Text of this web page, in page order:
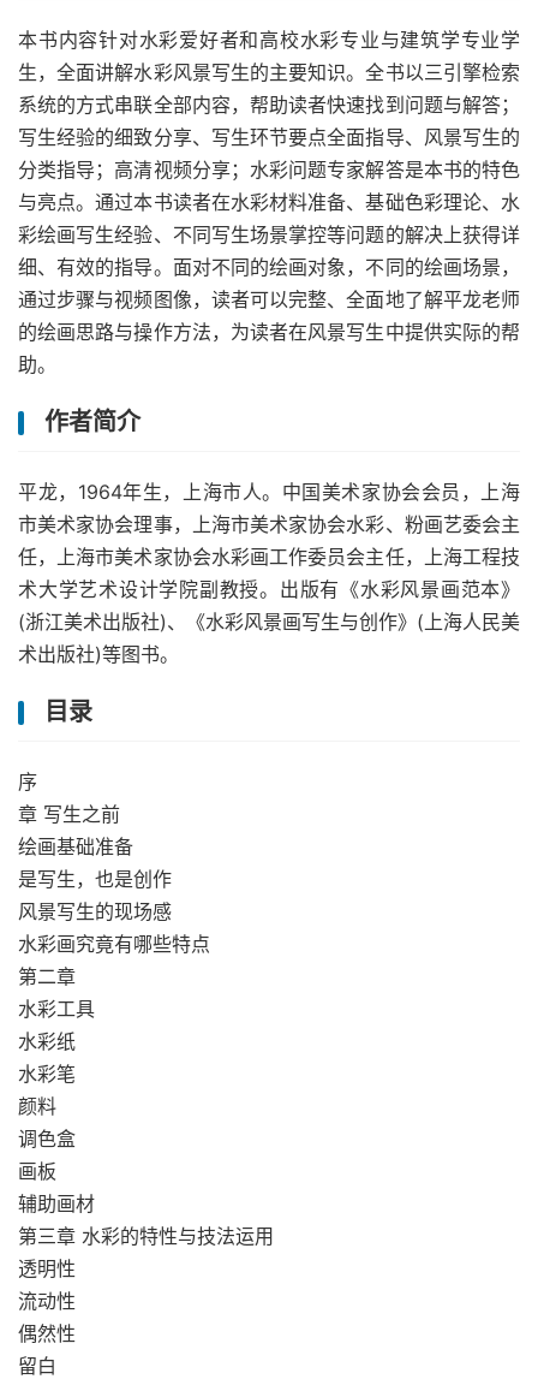
本书内容针对水彩爱好者和高校水彩专业与建筑学专业学
生，全面讲解水彩风景写生的主要知识。全书以三引擎检索
系统的方式串联全部内容，帮助读者快速找到问题与解答；
写生经验的细致分享、写生环节要点全面指导、风景写生的
分类指导；高清视频分享；水彩问题专家解答是本书的特色
与亮点。通过本书读者在水彩材料准备、基础色彩理论、水
彩绘画写生经验、不同写生场景掌控等问题的解决上获得详
细、有效的指导。面对不同的绘画对象，不同的绘画场景，
通过步骤与视频图像，读者可以完整、全面地了解平龙老师
的绘画思路与操作方法，为读者在风景写生中提供实际的帮
助。
作者简介
平龙，1964年生，上海市人。中国美术家协会会员，上海
市美术家协会理事，上海市美术家协会水彩、粉画艺委会主
任，上海市美术家协会水彩画工作委员会主任，上海工程技
术大学艺术设计学院副教授。出版有《水彩风景画范本》
(浙江美术出版社)、《水彩风景画写生与创作》(上海人民美
术出版社)等图书。
目录
序
章 写生之前
绘画基础准备
是写生，也是创作
风景写生的现场感
水彩画究竟有哪些特点
第二章
水彩工具
水彩纸
水彩笔
颜料
调色盒
画板
辅助画材
第三章 水彩的特性与技法运用
透明性
流动性
偶然性
留白